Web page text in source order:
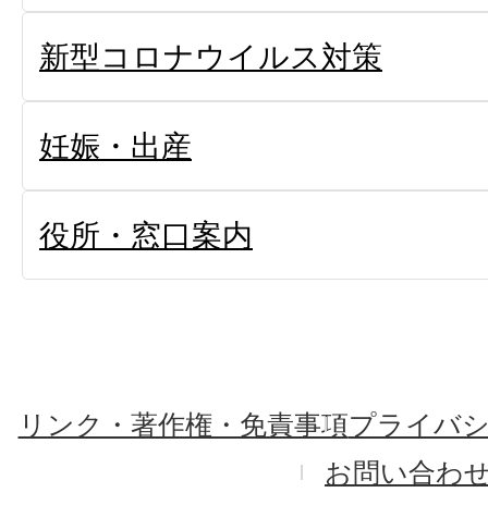
新型コロナウイルス対策
妊娠・出産
役所・窓口案内
リンク・著作権・免責事項プライバ
お問い合わ